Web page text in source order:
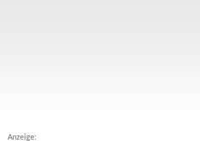
Anzeige: